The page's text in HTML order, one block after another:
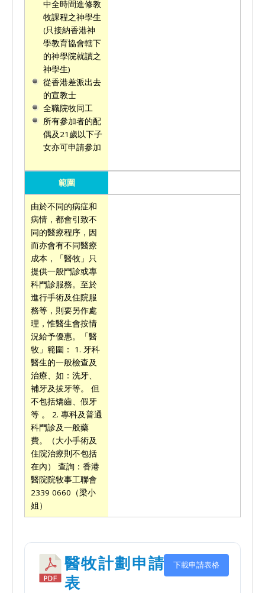
中全時間進修教
牧課程之神學生
(只接納香港神
學教育協會轄下
的神學院就讀之
神學生)
從香港差派出去
的宣教士
全職院牧同工
所有參加者的配
偶及21歲以下子
女亦可申請參加
範圍
由於不同的病症和
病情，都會引致不
同的醫療程序，因
而亦會有不同醫療
成本，「醫牧」只
提供一般門診或專
科門診服務。至於
進行手術及住院服
務等，則要另作處
理，惟醫生會按情
況給予優惠。「醫
牧」範圍： 1. 牙科
醫生的一般檢查及
治療、如：洗牙、
補牙及拔牙等。 但
不包括矯齒、假牙
等 。 2. 專科及普通
科門診及一般藥
費。（大小手術及
住院治療則不包括
在內） 查詢：香港
醫院院牧事工聯會
2339 0660（梁小
姐）
醫牧計劃申請
表
下載申請表格